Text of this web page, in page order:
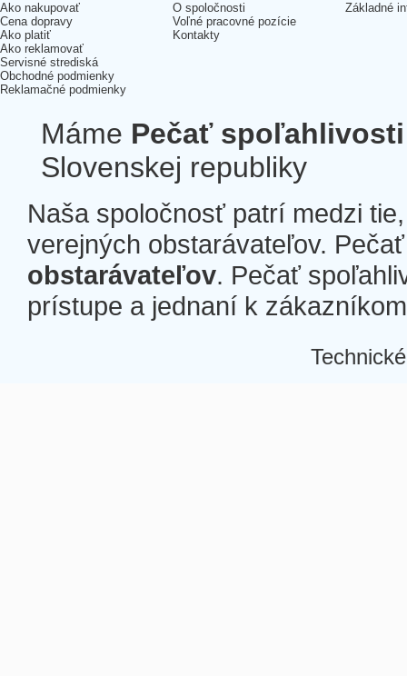
Ako nakupovať
Cena dopravy
Ako platiť
Ako reklamovať
Servisné strediská
Obchodné podmienky
Reklamačné podmienky
O spoločnosti
Voľné pracovné pozície
Kontakty
Základné
Máme Pečať spoľahlivosti
Slovenskej republiky
Naša spoločnosť patrí medzi
verejných obstarávateľov.
obstarávateľov. Pečať
prístupe a jednaní k